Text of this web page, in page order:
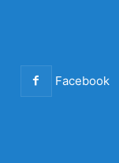
Facebook